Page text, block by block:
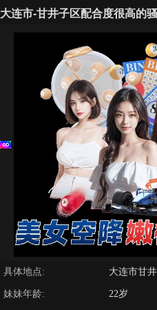
大连市-甘井子区配合度很高的
具体地点: 大连市甘
妹妹年龄: 22岁